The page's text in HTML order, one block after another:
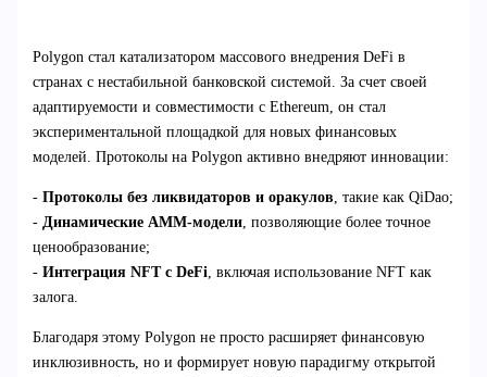
Polygon стал катализатором массового внедрения DeFi в
странах с нестабильной банковской системой. За счет своей
адаптируемости и совместимости с Ethereum, он стал
экспериментальной площадкой для новых финансовых
моделей. Протоколы на Polygon активно внедряют инновации:
- Протоколы без ликвидаторов и оракулов, такие как QiDao;
- Динамические AMM-модели, позволяющие более точное
ценообразование;
- Интеграция NFT с DeFi, включая использование NFT как
залога.
Благодаря этому Polygon не просто расширяет финансовую
инклюзивность, но и формирует новую парадигму открытой